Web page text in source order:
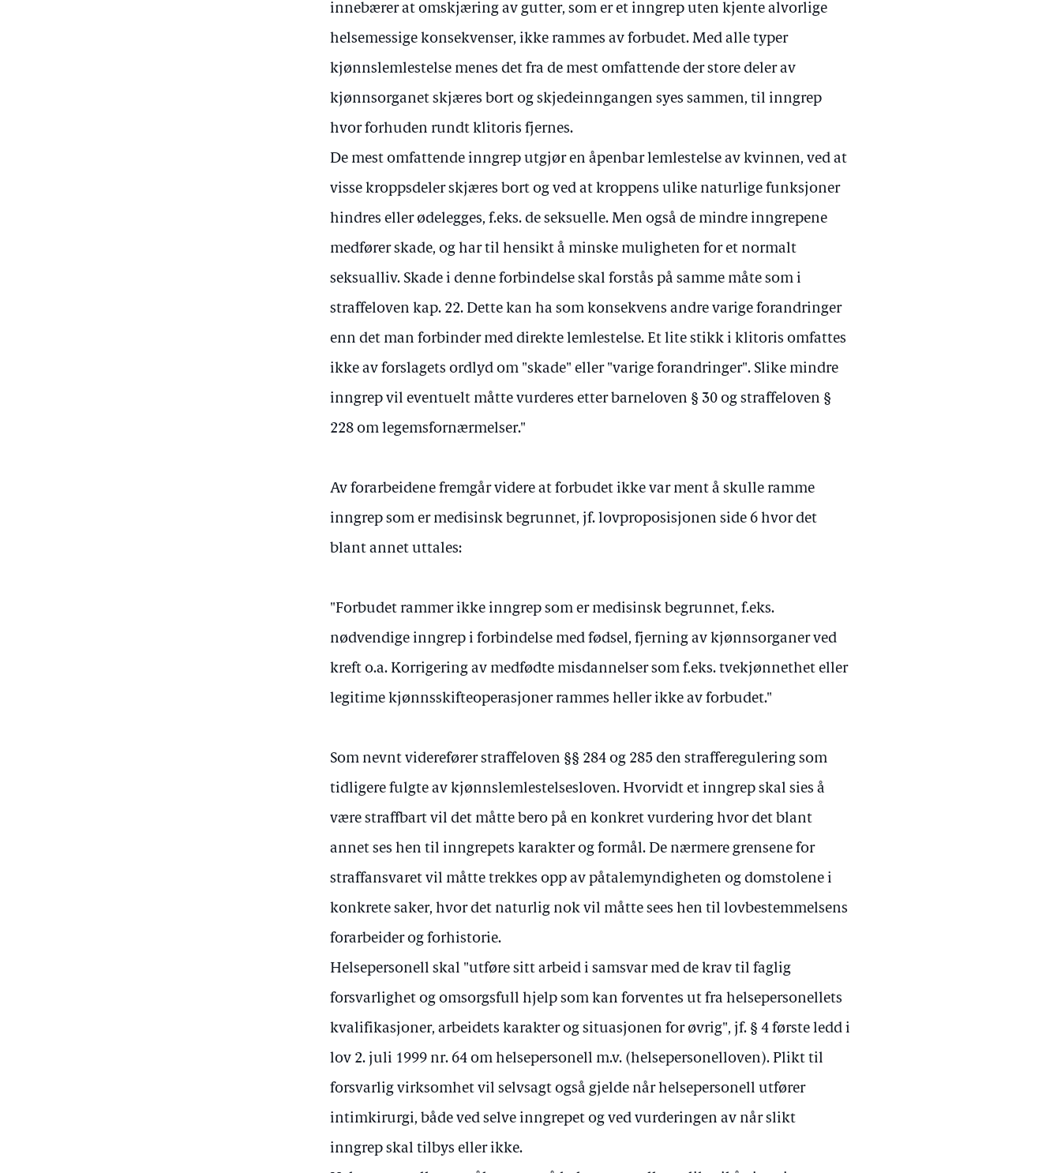
innebærer at omskjæring av gutter, som er et inngrep uten kjente alvorlige
helsemessige konsekvenser, ikke rammes av forbudet. Med alle typer
kjønnslemlestelse menes det fra de mest omfattende der store deler av
kjønnsorganet skjæres bort og skjedeinngangen syes sammen, til inngrep
hvor forhuden rundt klitoris fjernes.
De mest omfattende inngrep utgjør en åpenbar lemlestelse av kvinnen, ved at
visse kroppsdeler skjæres bort og ved at kroppens ulike naturlige funksjoner
hindres eller ødelegges, f.eks. de seksuelle. Men også de mindre inngrepene
medfører skade, og har til hensikt å minske muligheten for et normalt
seksualliv. Skade i denne forbindelse skal forstås på samme måte som i
straffeloven kap. 22. Dette kan ha som konsekvens andre varige forandringer
enn det man forbinder med direkte lemlestelse. Et lite stikk i klitoris omfattes
ikke av forslagets ordlyd om "skade" eller "varige forandringer". Slike mindre
inngrep vil eventuelt måtte vurderes etter barneloven § 30 og straffeloven §
228 om legemsfornærmelser."
Av forarbeidene fremgår videre at forbudet ikke var ment å skulle ramme
inngrep som er medisinsk begrunnet, jf. lovproposisjonen side 6 hvor det
blant annet uttales:
"Forbudet rammer ikke inngrep som er medisinsk begrunnet, f.eks.
nødvendige inngrep i forbindelse med fødsel, fjerning av kjønnsorganer ved
kreft o.a. Korrigering av medfødte misdannelser som f.eks. tvekjønnethet eller
legitime kjønnsskifteoperasjoner rammes heller ikke av forbudet."
Som nevnt viderefører straffeloven §§ 284 og 285 den strafferegulering som
tidligere fulgte av kjønnslemlestelsesloven. Hvorvidt et inngrep skal sies å
være straffbart vil det måtte bero på en konkret vurdering hvor det blant
annet ses hen til inngrepets karakter og formål. De nærmere grensene for
straffansvaret vil måtte trekkes opp av påtalemyndigheten og domstolene i
konkrete saker, hvor det naturlig nok vil måtte sees hen til lovbestemmelsens
forarbeider og forhistorie.
Helsepersonell skal "utføre sitt arbeid i samsvar med de krav til faglig
forsvarlighet og omsorgsfull hjelp som kan forventes ut fra helsepersonellets
kvalifikasjoner, arbeidets karakter og situasjonen for øvrig", jf. § 4 første ledd i
lov 2. juli 1999 nr. 64 om helsepersonell m.v. (helsepersonelloven). Plikt til
forsvarlig virksomhet vil selvsagt også gjelde når helsepersonell utfører
intimkirurgi, både ved selve inngrepet og ved vurderingen av når slikt
inngrep skal tilbys eller ikke.